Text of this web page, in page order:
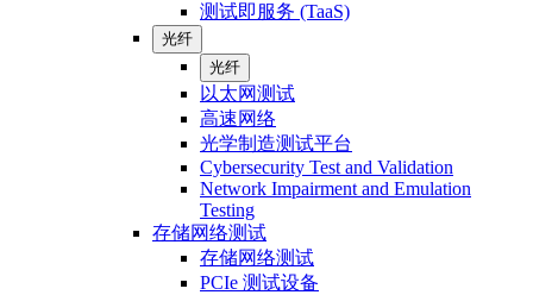
测试即服务 (TaaS)
光纤
光纤
以太网测试
高速网络
光学制造测试平台
Cybersecurity Test and Validation
Network Impairment and Emulation
Testing
存储网络测试
存储网络测试
PCIe 测试设备